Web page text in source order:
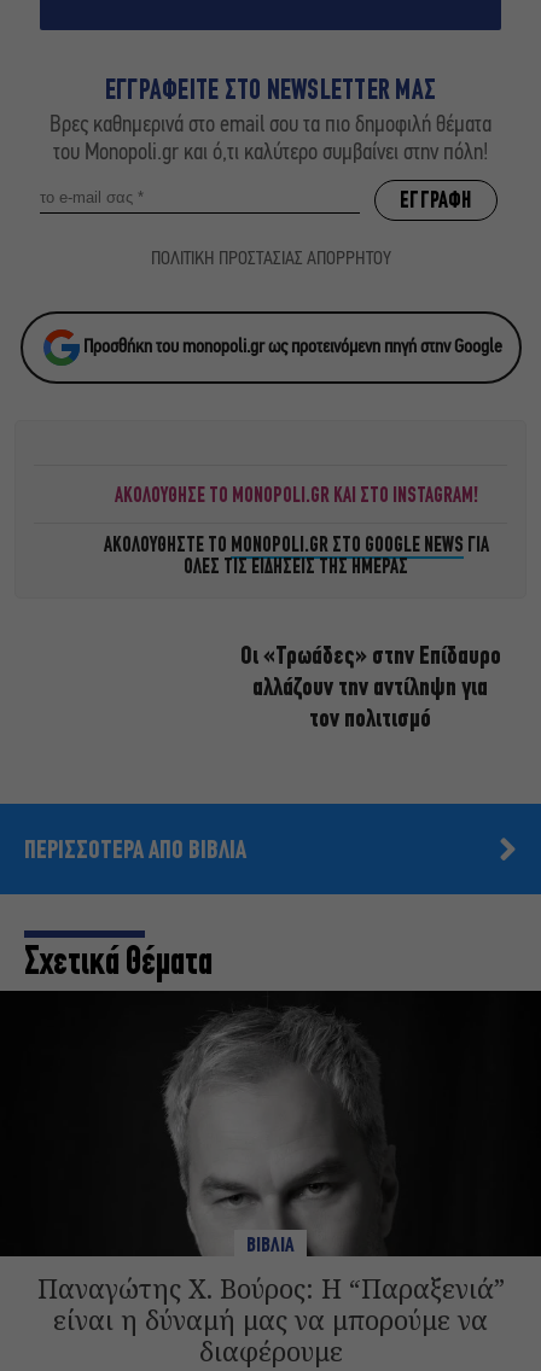
ΕΓΓΡΑΦΕΙΤΕ ΣΤΟ NEWSLETTER ΜΑΣ
Βρες καθημερινά στο email σου τα πιο δημοφιλή θέματα
του Monopoli.gr και ό,τι καλύτερο συμβαίνει στην πόλη!
ΠΟΛΙΤΙΚΗ ΠΡΟΣΤΑΣΙΑΣ ΑΠΟΡΡΗΤΟΥ
Προσθήκη του monopoli.gr ως προτεινόμενη πηγή στην Google
ΑΚΟΛΟΥΘΗΣΕ ΤΟ MONOPOLI.GR ΚΑΙ ΣΤΟ INSTAGRAM!
ΑΚΟΛΟΥΘΗΣΤΕ ΤΟ MONOPOLI.GR ΣΤΟ GOOGLE NEWS ΓΙΑ
ΟΛΕΣ ΤΙΣ ΕΙΔΗΣΕΙΣ ΤΗΣ ΗΜΕΡΑΣ
Οι «Τρωάδες» στην Επίδαυρο
αλλάζουν την αντίληψη για
τον πολιτισμό
ΠΕΡΙΣΣΟΤΕΡΑ ΑΠΟ ΒΙΒΛΙΑ
Σχετικά Θέματα
ΒΙΒΛΙΑ
Παναγώτης Χ. Βούρος: Η “Παραξενιά”
είναι η δύναμή μας να μπορούμε να
διαφέρουμε